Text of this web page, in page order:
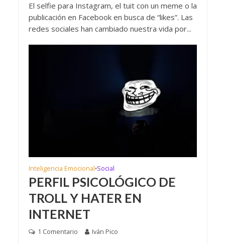
El selfie para Instagram, el tuit con un meme o la
publicación en Facebook en busca de “likes”. Las
redes sociales han cambiado nuestra vida por...
Inteligencia Emocional•Social
PERFIL PSICOLÓGICO DE
TROLL Y HATER EN
INTERNET
1 Comentario Iván Pico